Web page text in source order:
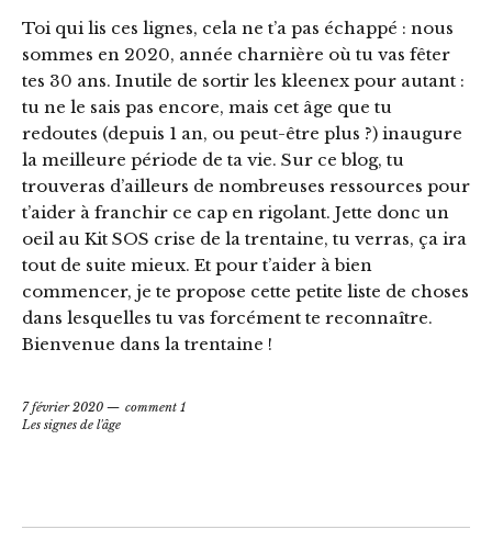
Toi qui lis ces lignes, cela ne t’a pas échappé : nous
sommes en 2020, année charnière où tu vas fêter
tes 30 ans. Inutile de sortir les kleenex pour autant :
tu ne le sais pas encore, mais cet âge que tu
redoutes (depuis 1 an, ou peut-être plus ?) inaugure
la meilleure période de ta vie. Sur ce blog, tu
trouveras d’ailleurs de nombreuses ressources pour
t’aider à franchir ce cap en rigolant. Jette donc un
oeil au Kit SOS crise de la trentaine, tu verras, ça ira
tout de suite mieux. Et pour t’aider à bien
commencer, je te propose cette petite liste de choses
dans lesquelles tu vas forcément te reconnaître.
Bienvenue dans la trentaine !
7 février 2020
comment 1
Les signes de l'âge